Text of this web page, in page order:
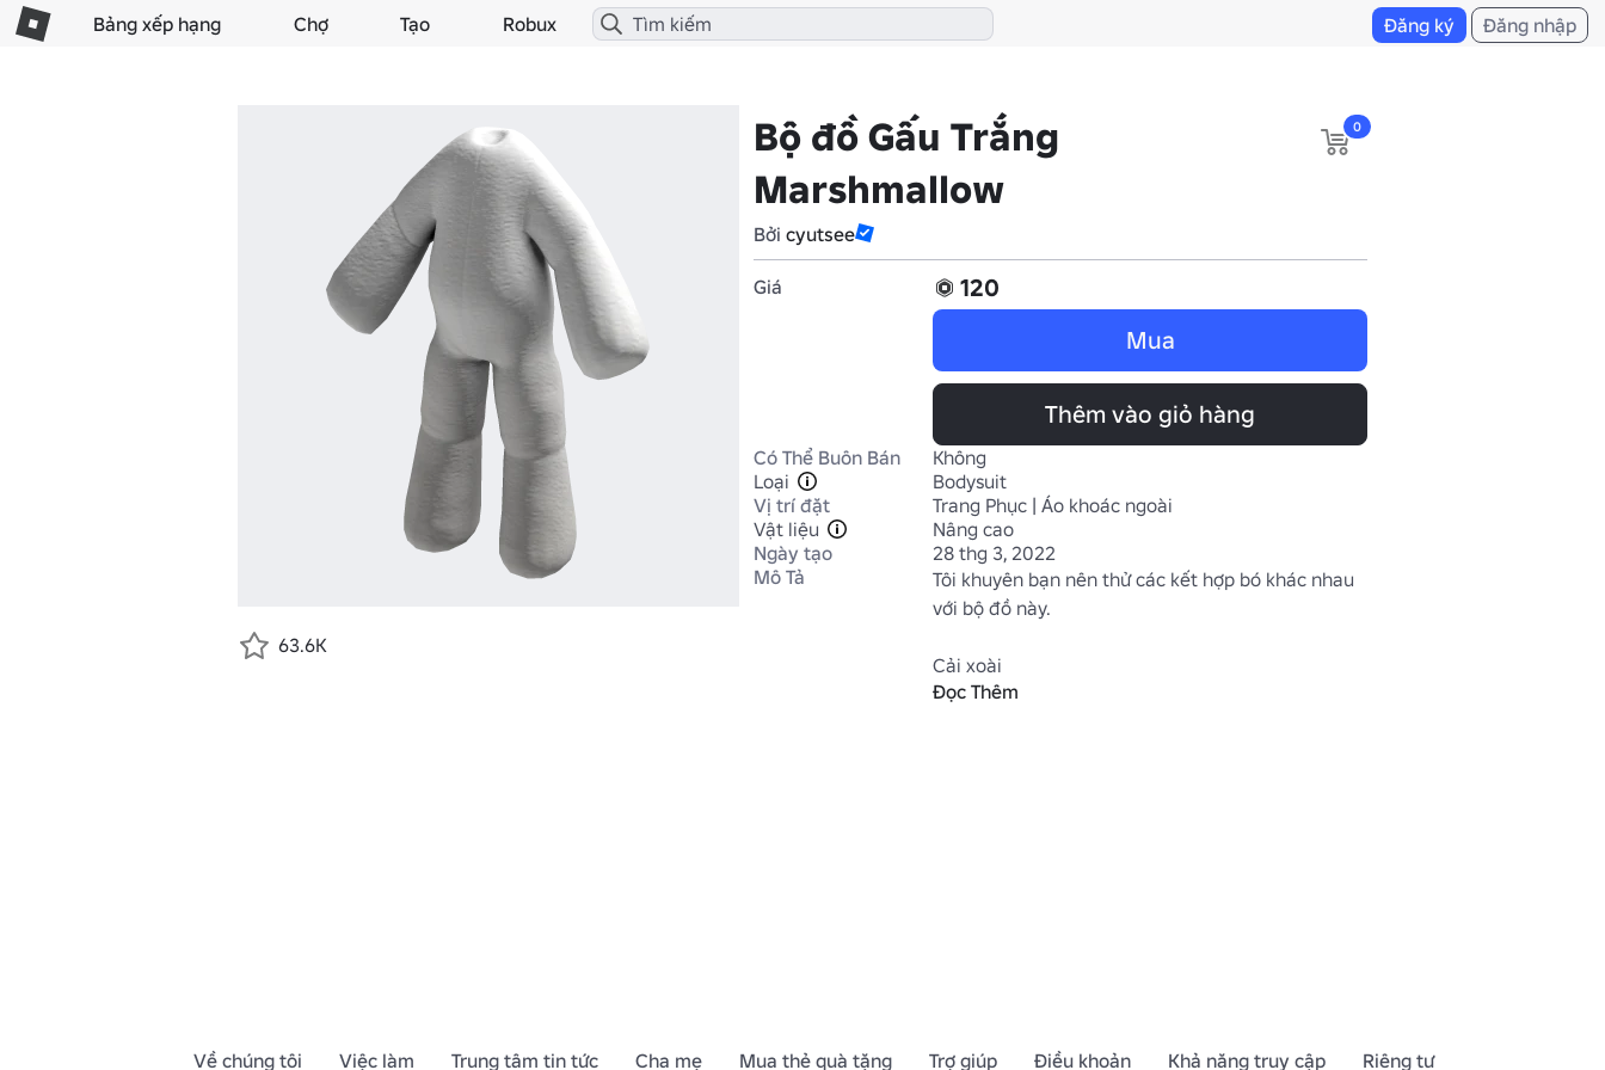
Bảng xếp hạng Chợ Tạo Robux Đăng ký Đăng nhập
Bộ đồ Gấu Trắng
Marshmallow
Bởi cyutsee
0
Giá
120
Mua
Thêm vào giỏ hàng
Có Thể Buôn Bán
Không
Loại
Bodysuit
Vị trí đặt
Trang Phục | Áo khoác ngoài
Vật liệu
Nâng cao
Ngày tạo
28 thg 3, 2022
Mô Tả
Tôi khuyên bạn nên thử các kết hợp bó khác nhau
với bộ đồ này.
Cải xoài
Đọc Thêm
63.6K
Về chúng tôi Việc làm Trung tâm tin tức Cha mẹ Mua thẻ quà tặng Trợ giúp Điều khoản Khả năng truy cập Riêng tư